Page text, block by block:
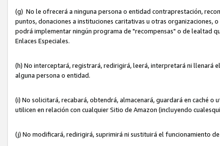
(g) No le ofrecerá a ninguna persona o entidad contraprestación,
puntos, donaciones a instituciones caritativas u otras organizaciones,
podrá implementar ningún programa de "recompensas" o de lealtad
Enlaces Especiales.
(h) No interceptará, registrará, redirigirá, leerá, interpretará ni
alguna persona o entidad.
(i) No solicitará, recabará, obtendrá, almacenará, guardará en caché
utilicen en relación con cualquier Sitio de Amazon (incluyendo
(j) No modificará, redirigirá, suprimirá ni sustituirá el funcionamiento